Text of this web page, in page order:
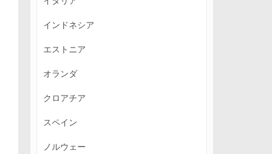
インドネシア
エストニア
オランダ
クロアチア
スペイン
ノルウェー